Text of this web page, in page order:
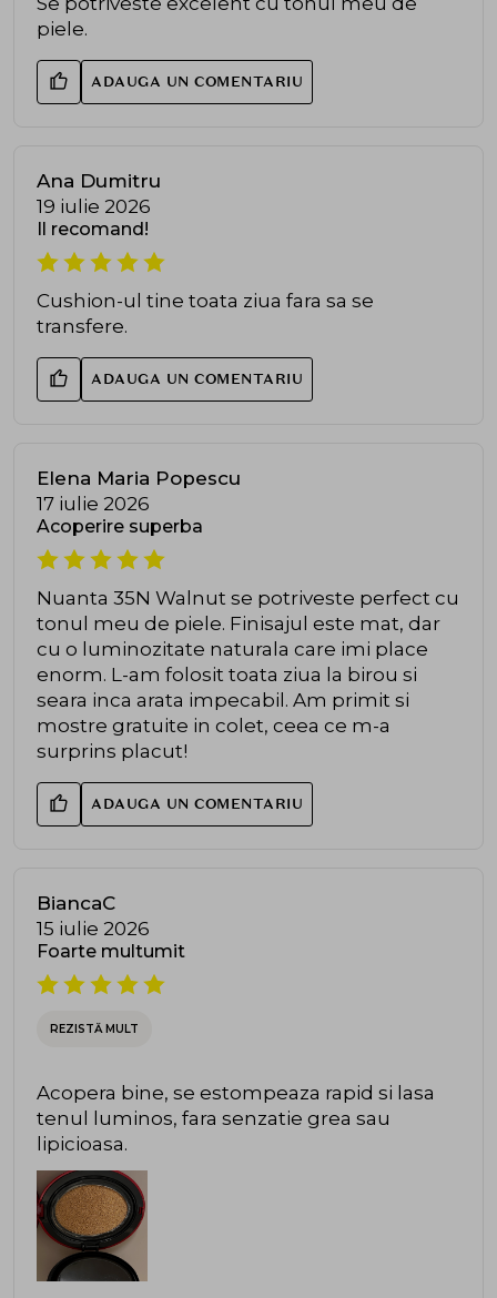
piele.
ADAUGA UN COMENTARIU
Ana Dumitru
19 iulie 2026
Il recomand!
Cushion-ul tine toata ziua fara sa se
transfere.
ADAUGA UN COMENTARIU
Elena Maria Popescu
17 iulie 2026
Acoperire superba
Nuanta 35N Walnut se potriveste perfect cu
tonul meu de piele. Finisajul este mat, dar
cu o luminozitate naturala care imi place
enorm. L-am folosit toata ziua la birou si
seara inca arata impecabil. Am primit si
mostre gratuite in colet, ceea ce m-a
surprins placut!
ADAUGA UN COMENTARIU
BiancaC
15 iulie 2026
Foarte multumit
REZISTĂ MULT
Acopera bine, se estompeaza rapid si lasa
tenul luminos, fara senzatie grea sau
lipicioasa.